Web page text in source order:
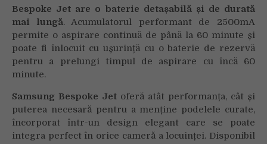
Bespoke Jet are o baterie detașabilă și de durată
mai lungă. Acumulatorul performant de 2500mA
permite o aspirare continuă de până la 60 minute și
poate fi înlocuit cu ușurință cu o baterie de rezervă
pentru a prelungi timpul de aspirare cu încă 60
minute.
Samsung Bespoke Jet oferă atât performanța, cât și
puterea necesară pentru a menține podelele curate,
încorporat într-un design elegant care se poate
integra perfect în orice cameră a locuinței. Disponibil